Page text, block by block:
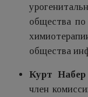
общества по
общества
Курт Набер
член